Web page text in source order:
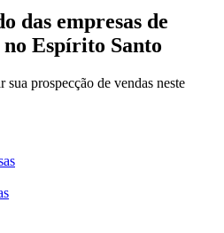
das empresas de
Espírito Santo
prospecção de vendas neste